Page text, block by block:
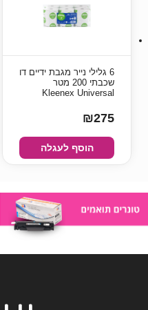
6 גלילי נייר מגבת ידיים דו
שכבתי 200 מטר
Kleenex Universal
₪275
הוסף לעגלה